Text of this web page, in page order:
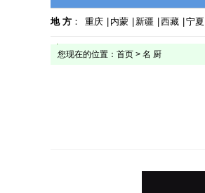
地 方 ： 重庆 内蒙 新疆 西藏 宁夏
您现在的位置： 首页 > 名 厨